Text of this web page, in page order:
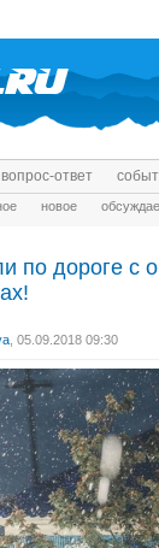
вопрос-ответ
новое
по дороге с
, 05.09.2018 09:30